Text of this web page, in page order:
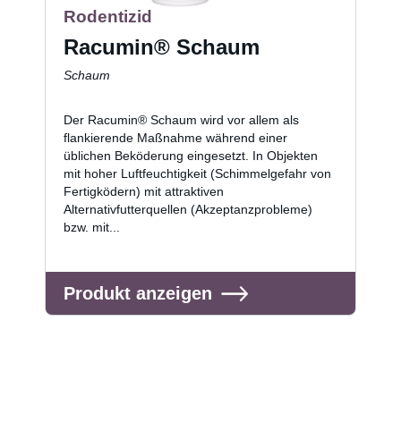
Rodentizid
Racumin® Schaum
Schaum
Der Racumin® Schaum wird vor allem als
flankierende Maßnahme während einer
üblichen Beköderung eingesetzt. In Objekten
mit hoher Luftfeuchtigkeit (Schimmelgefahr von
Fertigködern) mit attraktiven
Alternativfutterquellen (Akzeptanzprobleme)
bzw. mit...
Produkt anzeigen